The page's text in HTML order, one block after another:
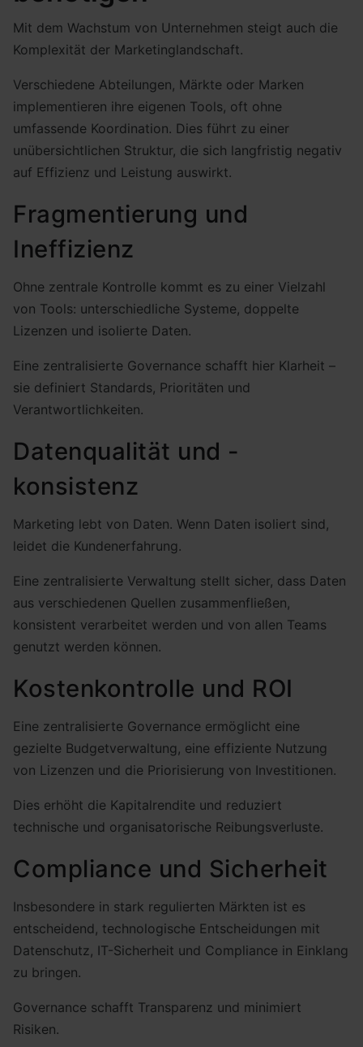
Mit dem Wachstum von Unternehmen steigt auch die
Komplexität der Marketinglandschaft.
Verschiedene Abteilungen, Märkte oder Marken
implementieren ihre eigenen Tools, oft ohne
umfassende Koordination. Dies führt zu einer
unübersichtlichen Struktur, die sich langfristig negativ
auf Effizienz und Leistung auswirkt.
Fragmentierung und
Ineffizienz
Ohne zentrale Kontrolle kommt es zu einer Vielzahl
von Tools: unterschiedliche Systeme, doppelte
Lizenzen und isolierte Daten.
Eine zentralisierte Governance schafft hier Klarheit –
sie definiert Standards, Prioritäten und
Verantwortlichkeiten.
Datenqualität und -
konsistenz
Marketing lebt von Daten. Wenn Daten isoliert sind,
leidet die Kundenerfahrung.
Eine zentralisierte Verwaltung stellt sicher, dass Daten
aus verschiedenen Quellen zusammenfließen,
konsistent verarbeitet werden und von allen Teams
genutzt werden können.
Kostenkontrolle und ROI
Eine zentralisierte Governance ermöglicht eine
gezielte Budgetverwaltung, eine effiziente Nutzung
von Lizenzen und die Priorisierung von Investitionen.
Dies erhöht die Kapitalrendite und reduziert
technische und organisatorische Reibungsverluste.
Compliance und Sicherheit
Insbesondere in stark regulierten Märkten ist es
entscheidend, technologische Entscheidungen mit
Datenschutz, IT-Sicherheit und Compliance in Einklang
zu bringen.
Governance schafft Transparenz und minimiert
Risiken.